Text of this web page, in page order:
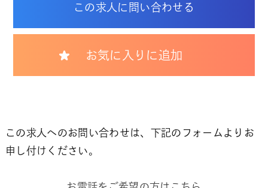
この求人に問い合わせる
お気に入りに追加
この求人へのお問い合わせは、下記のフォームよりお
申し付けください。